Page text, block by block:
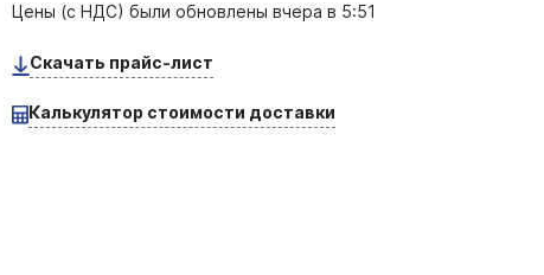
Цены (с НДС) были обновленывчера в 5:51
Скачать прайс-лист
Калькулятор стоимости доставки